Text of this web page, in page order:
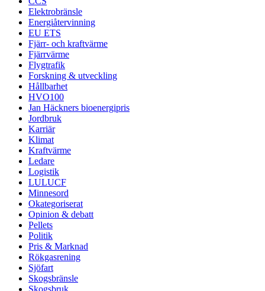
Elektrobränsle
Energiåtervinning
EU ETS
Fjärr- och kraftvärme
Fjärrvärme
Flygtrafik
Forskning & utveckling
Hållbarhet
HVO100
Jan Häckners bioenergipris
Jordbruk
Karriär
Klimat
Kraftvärme
Ledare
Logistik
LULUCF
Minnesord
Okategoriserat
Opinion & debatt
Pellets
Politik
Pris & Marknad
Rökgasrening
Sjöfart
Skogsbränsle
Skogsbruk